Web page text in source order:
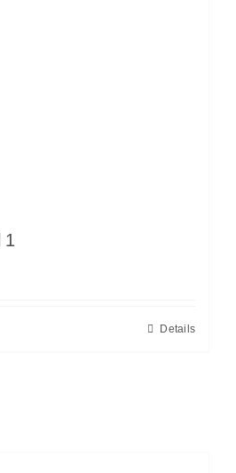
1
Details